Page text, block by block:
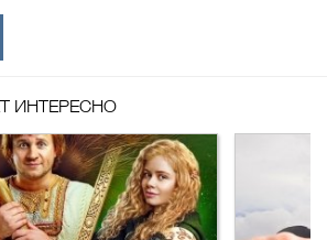
ИНТЕРЕСНО